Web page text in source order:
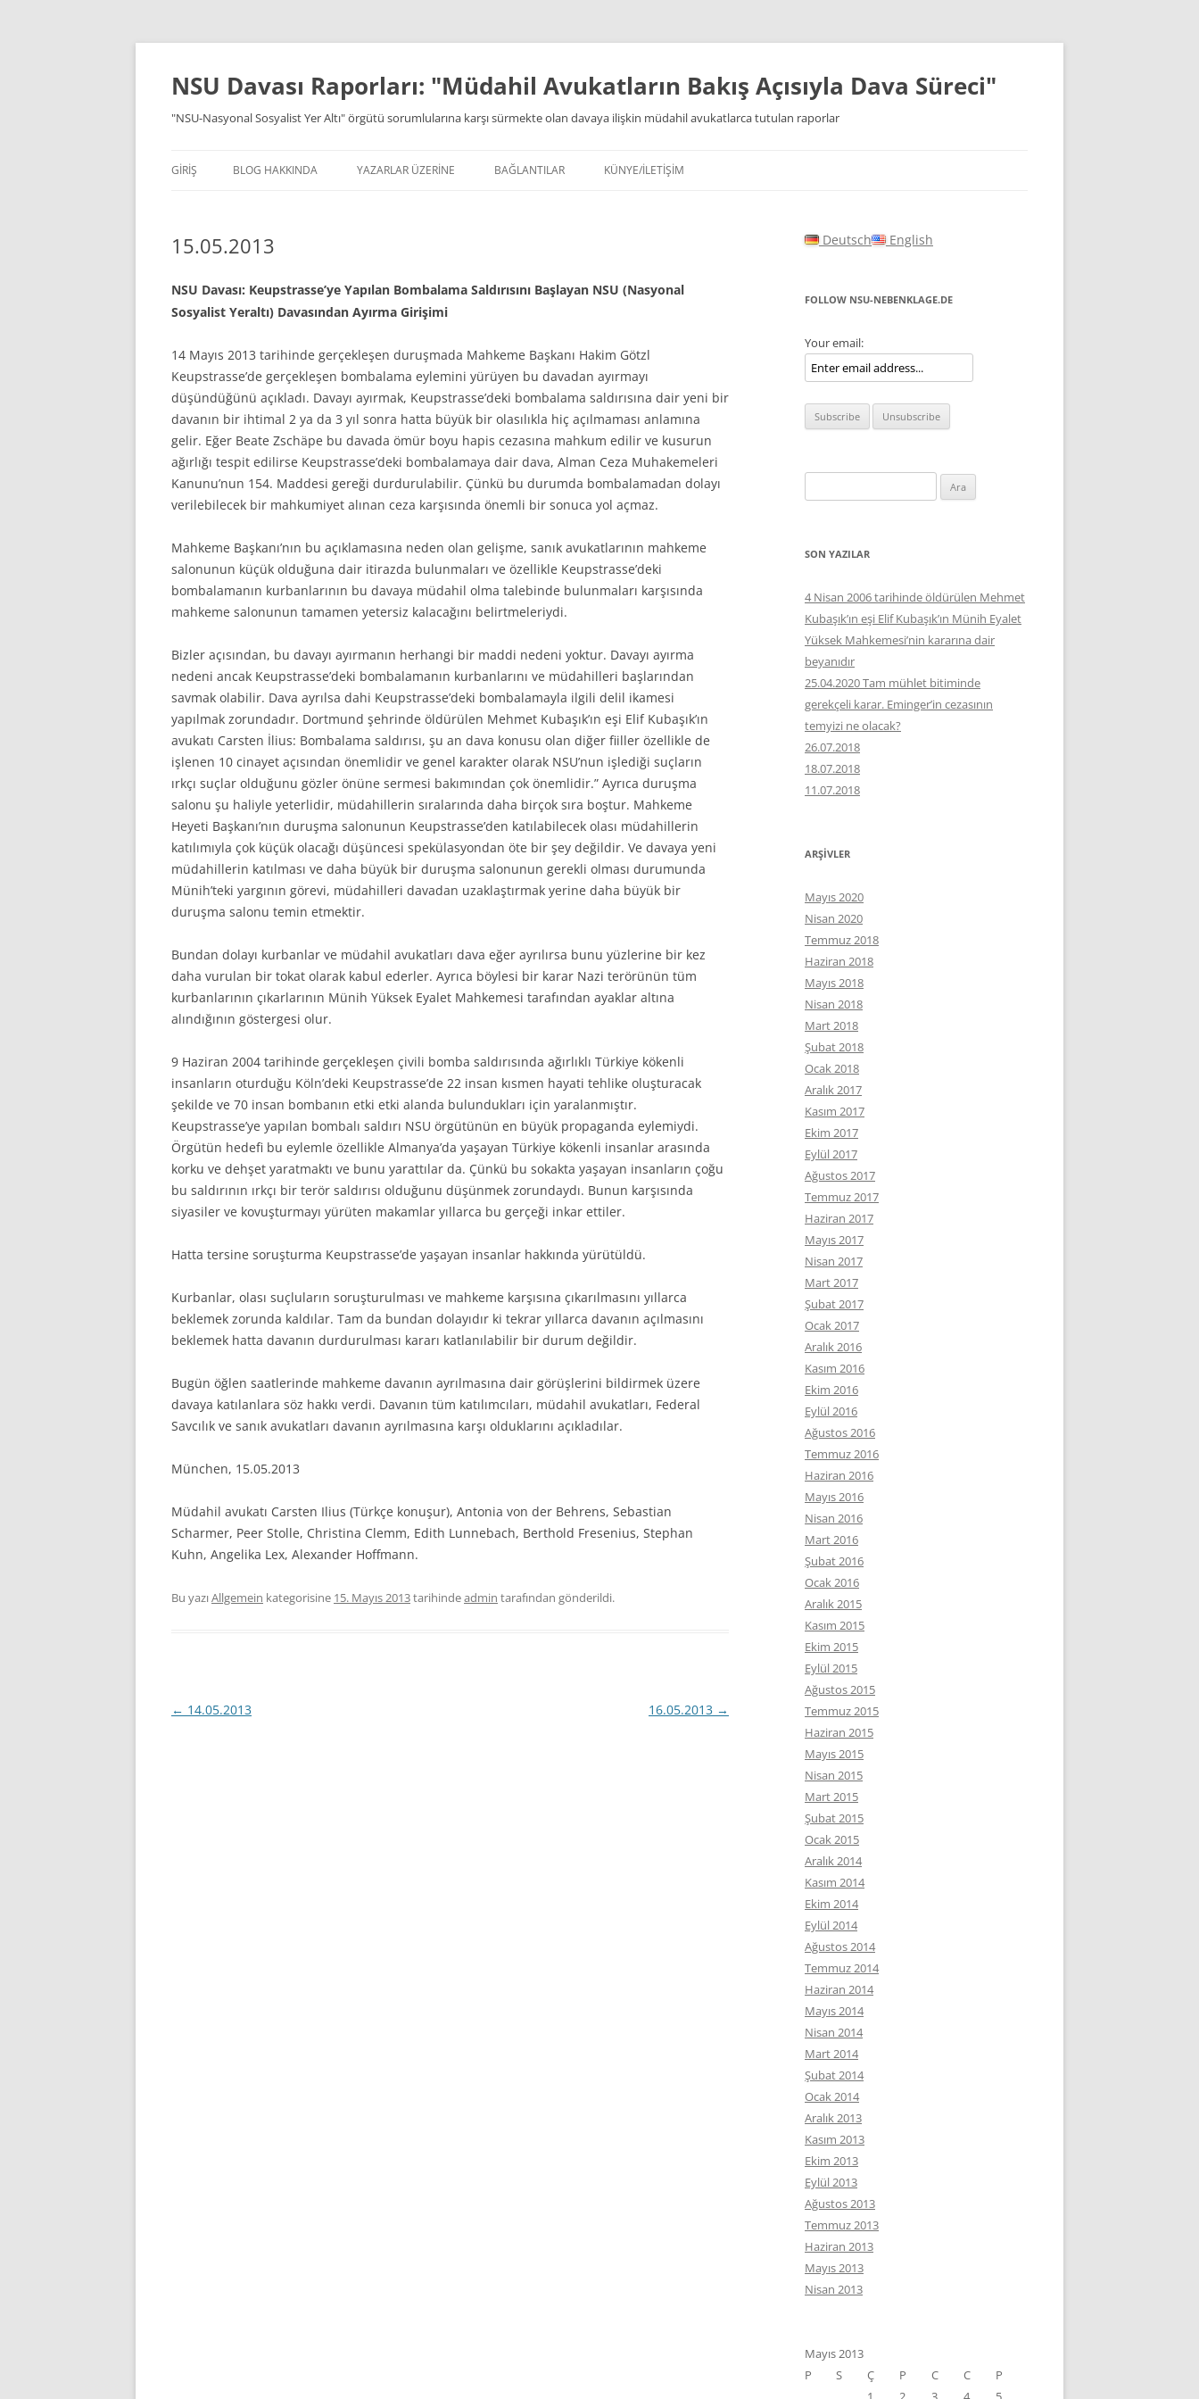
İçeriğe
NSU Davası Raporları: "Müdahil Avukatların Bakış Açısıyla Dava Süreci"
"NSU-Nasyonal Sosyalist Yer Altı" örgütü sorumlularına karşı sürmekte olan davaya ilişkin müdahil avukatlarca tutulan raporlar
GIRIŞ BLOG HAKKINDA YAZARLAR ÜZERİNE BAĞLANTILAR KÜNYE/İLETİŞİM
15.05.2013
NSU Davası: Keupstrasse’ye Yapılan Bombalama Saldırısını Başlayan NSU (Nasyonal
Sosyalist Yeraltı) Davasından Ayırma Girişimi
14 Mayıs 2013 tarihinde gerçekleşen duruşmada Mahkeme Başkanı Hakim Götzl
Keupstrasse’de gerçekleşen bombalama eylemini yürüyen bu davadan ayırmayı
düşündüğünü açıkladı. Davayı ayırmak, Keupstrasse’deki bombalama saldırısına dair yeni bir
davanın bir ihtimal 2 ya da 3 yıl sonra hatta büyük bir olasılıkla hiç açılmaması anlamına
gelir. Eğer Beate Zschäpe bu davada ömür boyu hapis cezasına mahkum edilir ve kusurun
ağırlığı tespit edilirse Keupstrasse’deki bombalamaya dair dava, Alman Ceza Muhakemeleri
Kanunu’nun 154. Maddesi gereği durdurulabilir. Çünkü bu durumda bombalamadan dolayı
verilebilecek bir mahkumiyet alınan ceza karşısında önemli bir sonuca yol açmaz.
Mahkeme Başkanı’nın bu açıklamasına neden olan gelişme, sanık avukatlarının mahkeme
salonunun küçük olduğuna dair itirazda bulunmaları ve özellikle Keupstrasse’deki
bombalamanın kurbanlarının bu davaya müdahil olma talebinde bulunmaları karşısında
mahkeme salonunun tamamen yetersiz kalacağını belirtmeleriydi.
Bizler açısından, bu davayı ayırmanın herhangi bir maddi nedeni yoktur. Davayı ayırma
nedeni ancak Keupstrasse’deki bombalamanın kurbanlarını ve müdahilleri başlarından
savmak olabilir. Dava ayrılsa dahi Keupstrasse’deki bombalamayla ilgili delil ikamesi
yapılmak zorundadır. Dortmund şehrinde öldürülen Mehmet Kubaşık’ın eşi Elif Kubaşık’ın
avukatı Carsten İlius: Bombalama saldırısı, şu an dava konusu olan diğer fiiller özellikle de
işlenen 10 cinayet açısından önemlidir ve genel karakter olarak NSU’nun işlediği suçların
ırkçı suçlar olduğunu gözler önüne sermesi bakımından çok önemlidir.” Ayrıca duruşma
salonu şu haliyle yeterlidir, müdahillerin sıralarında daha birçok sıra boştur. Mahkeme
Heyeti Başkanı’nın duruşma salonunun Keupstrasse’den katılabilecek olası müdahillerin
katılımıyla çok küçük olacağı düşüncesi spekülasyondan öte bir şey değildir. Ve davaya yeni
müdahillerin katılması ve daha büyük bir duruşma salonunun gerekli olması durumunda
Münih’teki yargının görevi, müdahilleri davadan uzaklaştırmak yerine daha büyük bir
duruşma salonu temin etmektir.
Bundan dolayı kurbanlar ve müdahil avukatları dava eğer ayrılırsa bunu yüzlerine bir kez
daha vurulan bir tokat olarak kabul ederler. Ayrıca böylesi bir karar Nazi terörünün tüm
kurbanlarının çıkarlarının Münih Yüksek Eyalet Mahkemesi tarafından ayaklar altına
alındığının göstergesi olur.
9 Haziran 2004 tarihinde gerçekleşen çivili bomba saldırısında ağırlıklı Türkiye kökenli
insanların oturduğu Köln’deki Keupstrasse’de 22 insan kısmen hayati tehlike oluşturacak
şekilde ve 70 insan bombanın etki etki alanda bulundukları için yaralanmıştır.
Keupstrasse’ye yapılan bombalı saldırı NSU örgütünün en büyük propaganda eylemiydi.
Örgütün hedefi bu eylemle özellikle Almanya’da yaşayan Türkiye kökenli insanlar arasında
korku ve dehşet yaratmaktı ve bunu yarattılar da. Çünkü bu sokakta yaşayan insanların çoğu
bu saldırının ırkçı bir terör saldırısı olduğunu düşünmek zorundaydı. Bunun karşısında
siyasiler ve kovuşturmayı yürüten makamlar yıllarca bu gerçeği inkar ettiler.
Hatta tersine soruşturma Keupstrasse’de yaşayan insanlar hakkında yürütüldü.
Kurbanlar, olası suçluların soruşturulması ve mahkeme karşısına çıkarılmasını yıllarca
beklemek zorunda kaldılar. Tam da bundan dolayıdır ki tekrar yıllarca davanın açılmasını
beklemek hatta davanın durdurulması kararı katlanılabilir bir durum değildir.
Bugün öğlen saatlerinde mahkeme davanın ayrılmasına dair görüşlerini bildirmek üzere
davaya katılanlara söz hakkı verdi. Davanın tüm katılımcıları, müdahil avukatları, Federal
Savcılık ve sanık avukatları davanın ayrılmasına karşı olduklarını açıkladılar.
München, 15.05.2013
Müdahil avukatı Carsten Ilius (Türkçe konuşur), Antonia von der Behrens, Sebastian
Scharmer, Peer Stolle, Christina Clemm, Edith Lunnebach, Berthold Fresenius, Stephan
Kuhn, Angelika Lex, Alexander Hoffmann.
Bu yazıAllgemein kategorisine 15. Mayıs 2013tarihindeadmin tarafından gönderildi.
Yazı
← 14.05.2013 16.05.2013 →
Deutsch English
FOLLOW NSU-NEBENKLAGE.DE
Your email:
SON YAZILAR
4 Nisan 2006 tarihinde öldürülen Mehmet
Kubaşık’ın eşi Elif Kubaşık’ın Münih Eyalet
Yüksek Mahkemesi’nin kararına dair
beyanıdır
25.04.2020 Tam mühlet bitiminde
gerekçeli karar. Eminger’in cezasının
temyizi ne olacak?
26.07.2018
18.07.2018
11.07.2018
ARŞIVLER
Mayıs 2020
Nisan 2020
Temmuz 2018
Haziran 2018
Mayıs 2018
Nisan 2018
Mart 2018
Şubat 2018
Ocak 2018
Aralık 2017
Kasım 2017
Ekim 2017
Eylül 2017
Ağustos 2017
Temmuz 2017
Haziran 2017
Mayıs 2017
Nisan 2017
Mart 2017
Şubat 2017
Ocak 2017
Aralık 2016
Kasım 2016
Ekim 2016
Eylül 2016
Ağustos 2016
Temmuz 2016
Haziran 2016
Mayıs 2016
Nisan 2016
Mart 2016
Şubat 2016
Ocak 2016
Aralık 2015
Kasım 2015
Ekim 2015
Eylül 2015
Ağustos 2015
Temmuz 2015
Haziran 2015
Mayıs 2015
Nisan 2015
Mart 2015
Şubat 2015
Ocak 2015
Aralık 2014
Kasım 2014
Ekim 2014
Eylül 2014
Ağustos 2014
Temmuz 2014
Haziran 2014
Mayıs 2014
Nisan 2014
Mart 2014
Şubat 2014
Ocak 2014
Aralık 2013
Kasım 2013
Ekim 2013
Eylül 2013
Ağustos 2013
Temmuz 2013
Haziran 2013
Mayıs 2013
Nisan 2013
Mayıs 2013
P
S Ç P C C
P